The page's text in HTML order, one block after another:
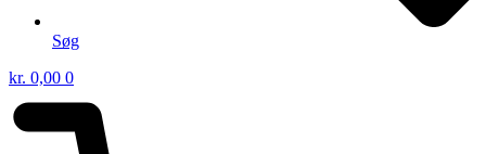
Søg
kr. 0,00 0